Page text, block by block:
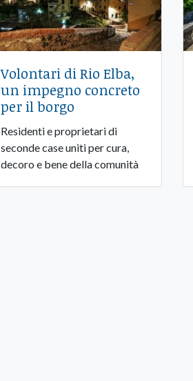
Volontari di Rio Elba,
un impegno concreto
per il borgo
Residenti e proprietari di
seconde case uniti per cura,
decoro e bene della comunità